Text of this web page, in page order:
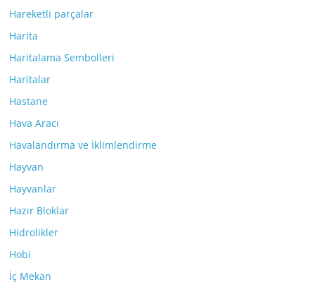
Hareketli parçalar
Harita
Haritalama Sembolleri
Haritalar
Hastane
Hava Aracı
Havalandırma ve İklimlendirme
Hayvan
Hayvanlar
Hazır Bloklar
Hidrolikler
Hobi
İç Mekan